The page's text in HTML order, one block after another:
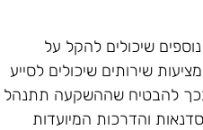
שיכולים להקל על
שירותים שיכולים לסייע
להבטיח שההשקעה תתנהל
והדרכות המיועדות